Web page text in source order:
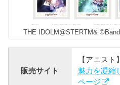
THE IDOLM@STERTM&
販売サイト
【アニスト】
魅力を凝縮
ページ